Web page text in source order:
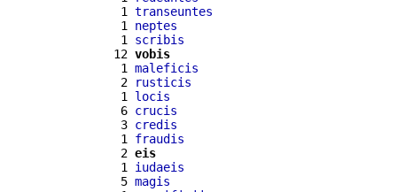
  1
transeuntes
  1
neptes
  1
scribis
12 vobis
  1
maleficis
  2
rusticis
  1
locis
  6
crucis
  3
credis
  1
fraudis
  2
eis
  1
iudaeis
  5
magis